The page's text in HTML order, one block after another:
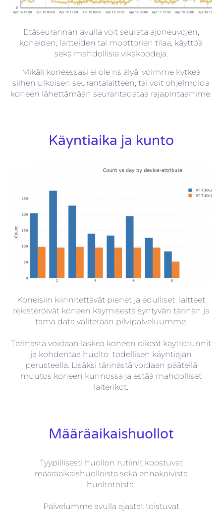
Etäseurannan avulla voit seurata ajoneuvojen,
koneiden, laitteiden tai moottorien tilaa, käyttöä
sekä mahdollisia vikakoodeja.
Mikäli koneessasi ei ole ns älyä, voimme kytkeä
siihen ulkoisen seurantalaitteen, tai voit ohjelmoida
koneen lähettämään seurantadataa rajapintaamme.
Käyntiaika ja kunto
Koneisiin kiinnitettävät pienet ja edulliset laitteet
rekisteröivät koneen käymisestä syntyvän tärinän ja
tämä data välitetään pilvipalveluumme.
Tärinästä voidaan laskea koneen oikeat käyttötunnit
ja kohdentaa huolto todellisen käyntiajan
perusteella. Lisäksi tärinästä voidaan päätellä
muutos koneen kunnossa ja estää mahdolliset
laiterikot.
Määräaikaishuollot
Tyypillisesti huollon rutiinit koostuvat
määräaikaishuolloista sekä ennakoivista
huoltotöistä.
Palvelumme avulla ajastat toistuvat